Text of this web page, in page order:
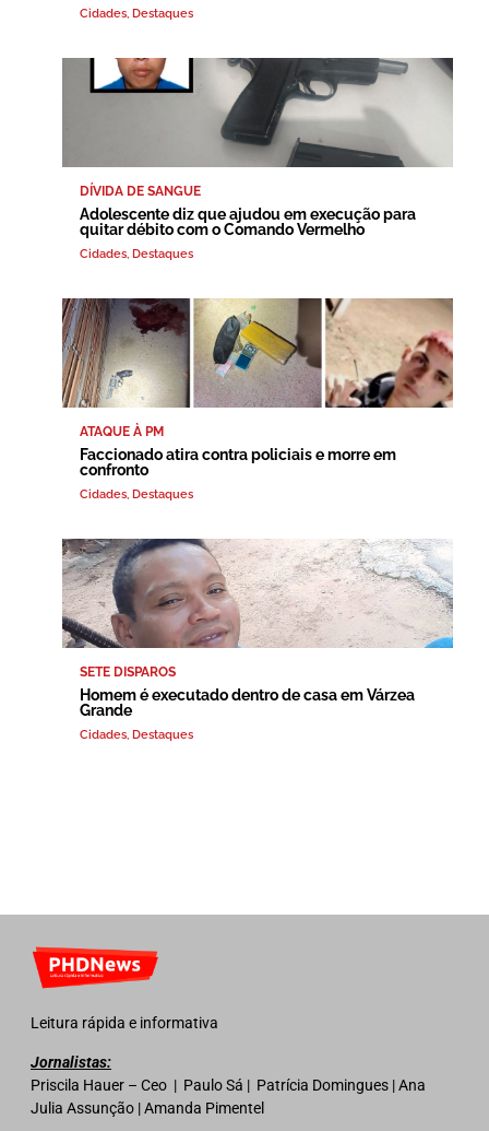
Cidades, Destaques
DÍVIDA DE SANGUE
Adolescente diz que ajudou em execução para
quitar débito com o Comando Vermelho
Cidades, Destaques
ATAQUE À PM
Faccionado atira contra policiais e morre em
confronto
Cidades, Destaques
SETE DISPAROS
Homem é executado dentro de casa em Várzea
Grande
Cidades, Destaques
Leitura rápida e informativa
Jornalistas:
Priscila Hauer – Ceo | Paulo Sá | Patrícia Domingues | Ana
Julia Assunção | Amanda Pimentel